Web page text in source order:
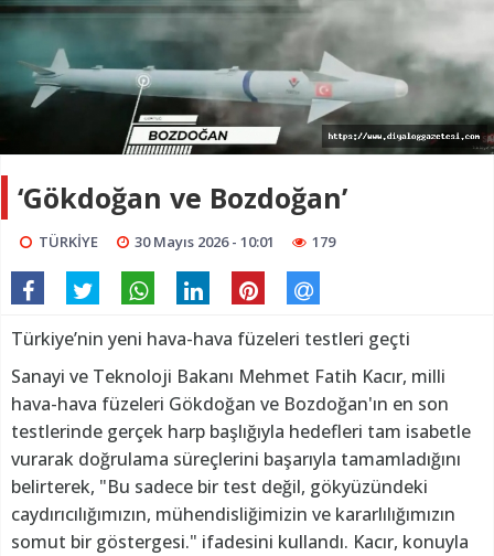
‘Gökdoğan ve Bozdoğan’
TÜRKİYE 30 Mayıs 2026 - 10:01 179
Türkiye’nin yeni hava-hava füzeleri testleri geçti
Sanayi ve Teknoloji Bakanı Mehmet Fatih Kacır, milli
hava-hava füzeleri Gökdoğan ve Bozdoğan'ın en son
testlerinde gerçek harp başlığıyla hedefleri tam isabetle
vurarak doğrulama süreçlerini başarıyla tamamladığını
belirterek, "Bu sadece bir test değil, gökyüzündeki
caydırıcılığımızın, mühendisliğimizin ve kararlılığımızın
somut bir göstergesi." ifadesini kullandı. Kacır, konuyla